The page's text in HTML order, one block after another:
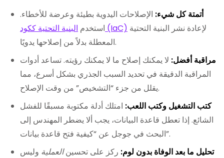
أتمتة كل شيء: الإصلاحات اليدوية بطيئة وعرضة للأخطاء.
استخدم البنية التحتية ككود (IaC)
المعطلة بدلاً من إصلاحها يدويًا.
مراقبة أفضل: لا يمكنك إصلاح ما لا يمكنك رؤيته. تساعد أدوات
المراقبة الدقيقة في تحديد السبب الجذري بشكل أسرع، مما
يقلل من جزء “التشخيص” من وقت الإصلاح.
كتب التشغيل وكتب اللعب: امتلك أدلة مكتوبة مسبقًا للفشل
الشائع. إذا تعطل قاعدة البيانات، يجب ألا يضطر المهندس إلى
البحث في جوجل عن “كيفية فتح قاعدة بيانات”.
تحليل ما بعد الوفاة بدون لوم: ركز على تحسينالعملية وليس